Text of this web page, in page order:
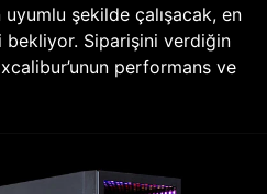
şekilde çalışacak, en
Siparişini verdiğin
performans ve